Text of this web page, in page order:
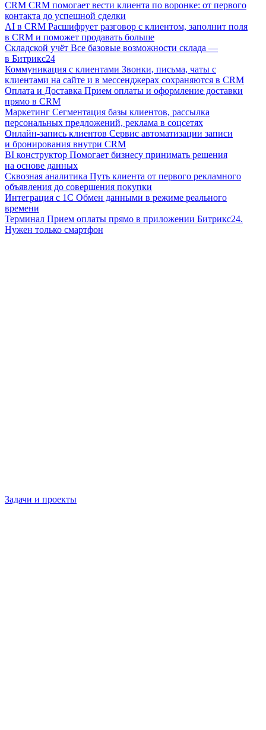
CRM CRM помогает вести клиента по воронке: от первого
контакта до успешной сделки
AI в CRM Расшифрует разговор с клиентом, заполнит поля
в CRM и поможет продавать больше
Складской учёт Все базовые возможности склада —
в Битрикс24
Коммуникация с клиентами Звонки, письма, чаты с
клиентами на сайте и в мессенджерах сохраняются в CRM
Оплата и Доставка Прием оплаты и оформление доставки
прямо в CRM
Маркетинг Сегментация базы клиентов, рассылка
персональных предложений, реклама в соцсетях
Онлайн-запись клиентов Сервис автоматизации записи
и бронирования внутри CRM
BI конструктор Помогает бизнесу принимать решения
на основе данных
Сквозная аналитика Путь клиента от первого рекламного
объявления до совершения покупки
Интеграция с 1С Обмен данными в режиме реального
времени
Терминал Прием оплаты прямо в приложении Битрикс24.
Нужен только смартфон
Задачи и проекты